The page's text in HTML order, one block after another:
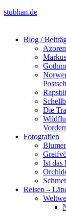
stubhan.de
Blog /
Die
Fotografien
Ist das
Reisen –